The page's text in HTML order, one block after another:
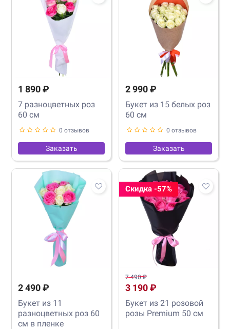
1 890 ₽
7 разноцветных роз
60 см
0 отзывов
Заказать
2 990 ₽
Букет из 15 белых роз
60 см
0 отзывов
Заказать
2 490 ₽
Букет из 11
разноцветных роз 60
см в пленке
Скидка -57%
7 490 ₽
3 190 ₽
Букет из 21 розовой
розы Premium 50 см